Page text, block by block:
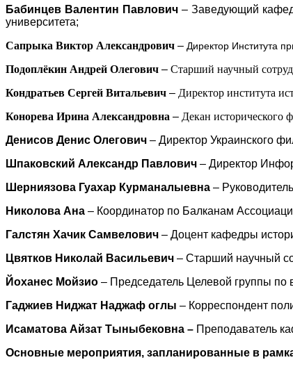
Бабинцев Валентин Павлович – Заведующий
университета;
Сапрыка Виктор Александрович – Директор Института
Подоплёкин Андрей Олегович – Старший научный
Кондратьев Сергей Витальевич – Директор института
Конорева Ирина Александровна – Декан исторического
Денисов Денис Олегович – Директор Украинского
Шпаковский Александр Павлович – Директор
Шерниязова Гуахар Курманалыевна –
Николова Ана – Координатор по Балканам
Галстян Хачик Самвелович – Доцент кафедры
Цвятков Николай Васильевич – Cтарший научный
Йоханес Мойзио – Председатель Целевой группы
Гаджиев Ниджат Наджаф оглы – Корреспондент
Исаматова Айзат Тыныбековна – Преподаватель
Основные мероприятия, запланированные в